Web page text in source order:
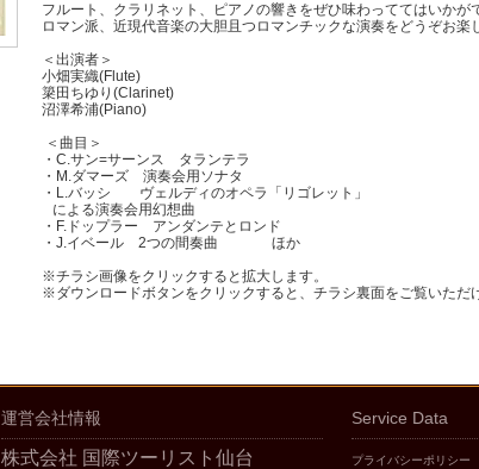
フルート、クラリネット、ピアノの響きをぜひ味わっててはいかが
ロマン派、近現代音楽の大胆且つロマンチックな演奏をどうぞお楽
＜出演者＞
小畑実織(Flute)
簗田ちゆり(Clarinet)
沼澤希浦(Piano)
＜曲目＞
・C.サン=サーンス タランテラ
・M.ダマーズ 演奏会用ソナタ
・L.バッシ ヴェルディのオペラ「リゴレット」
による演奏会用幻想曲
・F.ドップラー アンダンテとロンド
・J.イベール 2つの間奏曲 ほか
※チラシ画像をクリックすると拡大します。
※ダウンロードボタンをクリックすると、チラシ裏面をご覧いただ
運営会社情報
株式会社 国際ツーリスト仙台
Service Data
プライバシーポリシー